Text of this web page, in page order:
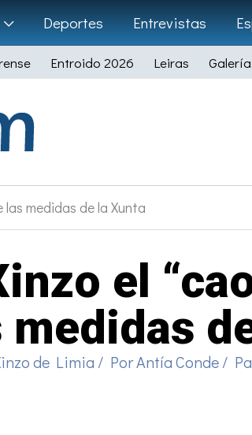
Deportes Entrevistas
Entroido 2026 Leiras
las medidas de la Xunta
el
de Limia / PorAntía Conde/